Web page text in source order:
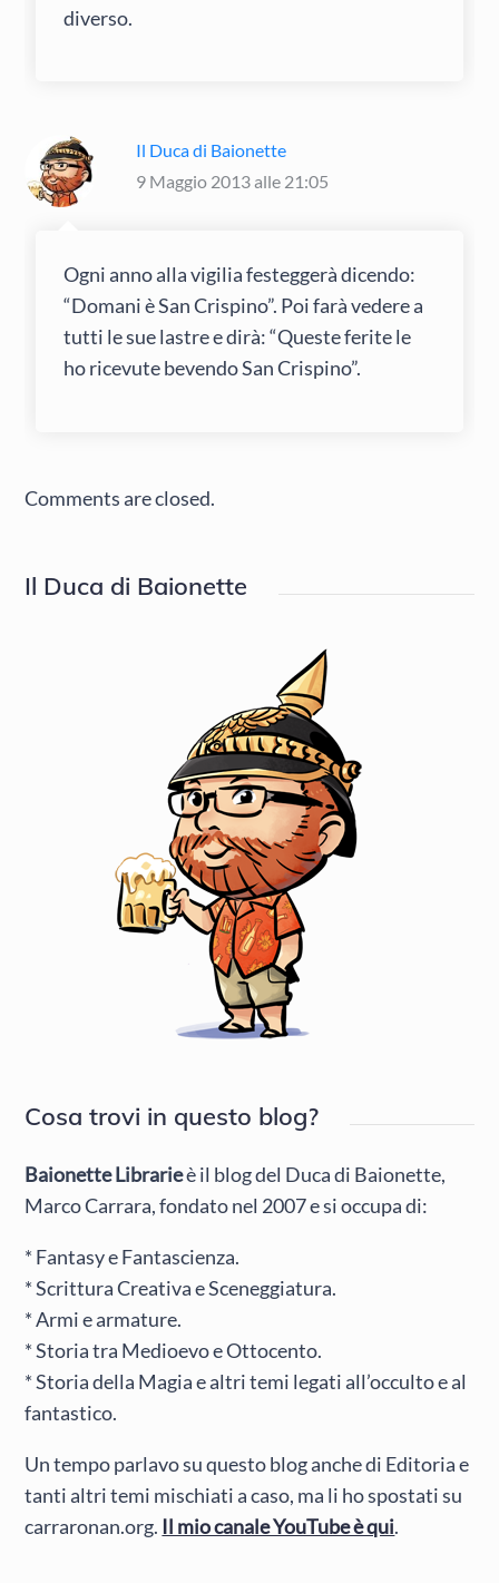
diverso.
Il Duca di Baionette
9 Maggio 2013 alle 21:05
Ogni anno alla vigilia festeggerà dicendo:
“Domani è San Crispino”. Poi farà vedere a
tutti le sue lastre e dirà: “Queste ferite le
ho ricevute bevendo San Crispino”.
Comments are closed.
Il Duca di Baionette
Cosa trovi in questo blog?
Baionette Librarieè il blog del Duca di Baionette,
Marco Carrara, fondato nel 2007 e si occupa di:
* Fantasy e Fantascienza.
* Scrittura Creativa e Sceneggiatura.
* Armi e armature.
* Storia tra Medioevo e Ottocento.
* Storia della Magia e altri temi legati all’occulto e al
fantastico.
Un tempo parlavo su questo blog anche di Editoria e
tanti altri temi mischiati a caso, ma li ho spostati su
carraronan.org. Il mio canale YouTube è qui.